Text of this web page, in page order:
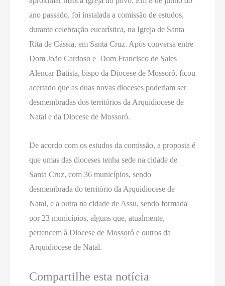
ano passado, foi instalada a comissão de estudos,
durante celebração eucarística, na Igreja de Santa
Rita de Cássia, em Santa Cruz. Após conversa entre
Dom João Cardoso e Dom Francisco de Sales
Alencar Batista, bispo da Diocese de Mossoró, ficou
acertado que as duas novas dioceses poderiam ser
desmembradas dos territórios da Arquidiocese de
Natal e da Diocese de Mossoró.
De acordo com os estudos da comissão, a proposta é
que umas das dioceses tenha sede na cidade de
Santa Cruz, com 36 municípios, sendo
desmembrada do território da Arquidiocese de
Natal, e a outra na cidade de Assu, sendo formada
por 23 municípios, alguns que, atualmente,
pertencem à Diocese de Mossoró e outros da
Arquidiocese de Natal.
Compartilhe esta notícia